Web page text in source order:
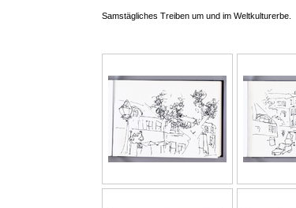
Samstägliches Treiben um und im Weltkulturerbe.